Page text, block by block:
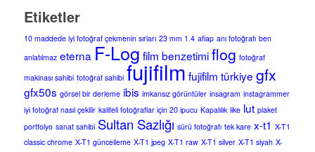
Etiketler
10 maddede iyi fotoğraf çekmenin sırları 23 mm 1.4 afiap anı fotoğrafı ben
anlatılmaz eterna F-Log film benzetimi flog fotoğraf
makinası sahibi fotoğraf sahibi fujifilm fujifilm türkiye gfx
gfx50s görsel bir derleme ibis imkansız görüntüler insagram instagrammer
iyi fotoğraf nasıl çekilir kaliteli fotoğraflar için 20 ipucu Kapalılık like lut plaket
portfolyo sanat sahibi Sultan Sazlığı sürü fotoğrafı tek kare x-t1 X-T1
classic chrome X-T1 güncelleme X-T1 jpeg X-T1 raw X-T1 silver X-T1 siyah X-